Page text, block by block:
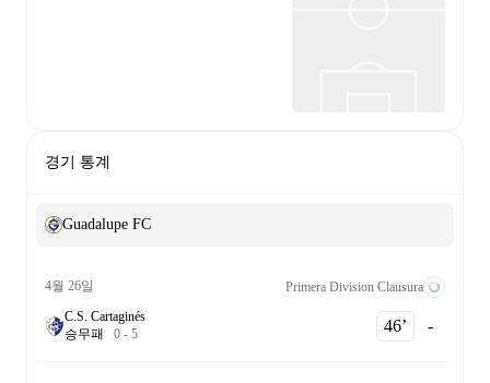
경기 통계
Guadalupe FC
4월 26일
Primera Division Clausura
C.S. Cartaginés
승무패 0 - 5 46‎’‎ -